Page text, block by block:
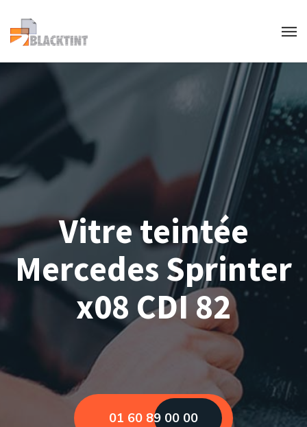
Vitre teintée
Mercedes Sprinter
x08 CDI 82
01 60 89 00 00